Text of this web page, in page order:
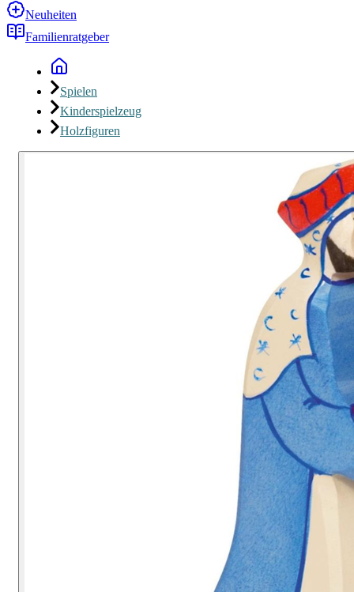
Neuheiten
Familienratgeber
Spielen
Kinderspielzeug
Holzfiguren